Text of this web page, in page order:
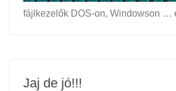
fájlkezelők DOS-on, Windowson …
Jaj de jó!!!